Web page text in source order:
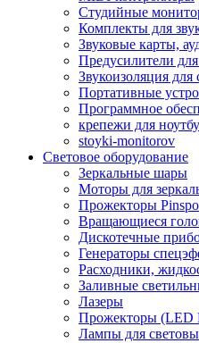
Студийные
Комплекты для
Звуковые карты,
Предусилители
Звукоизоляция для
Портативные
Программное
крепежи для
stoyki-monitorov
Световое оборудование
Зеркальные шары
Моторы для
Прожекторы
Вращающиеся
Дискотечные
Генераторы
Расходники,
Заливные
Лазеры
Прожекторы (LED
Лампы для